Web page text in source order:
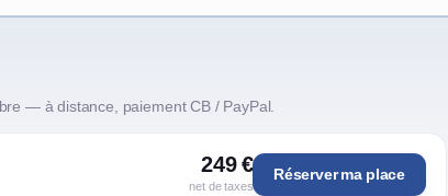
— à distance, paiement CB / PayPal.
249 €
net de taxes
Réserver ma place